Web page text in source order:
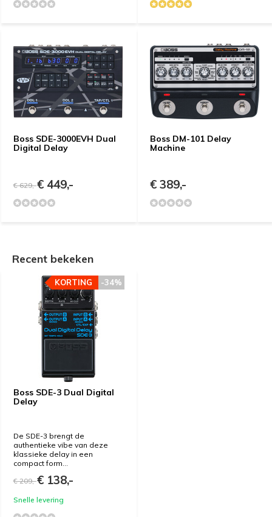
Boss SDE-3000EVH Dual
Digital Delay
€ 629,-€ 449,-
Boss DM-101 Delay
Machine
€ 389,-
Recent bekeken
Boss SDE-3 Dual Digital
Delay
-34%
KORTING
De SDE-3 brengt de
authentieke vibe van deze
klassieke delay in een
compact form...
€ 209,-€ 138,-
Snelle levering